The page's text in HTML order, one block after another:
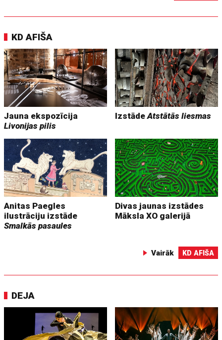
KD AFIŠA
Jauna ekspozīcija
Livonijas pilis
IzstādeAtstātās liesmas
Anitas Paegles
ilustrāciju izstāde
Smalkās pasaules
Divas jaunas izstādes
Māksla XO galerijā
Vairāk KD AFIŠA
DEJA